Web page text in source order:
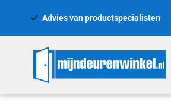
Advies van productspecialisten